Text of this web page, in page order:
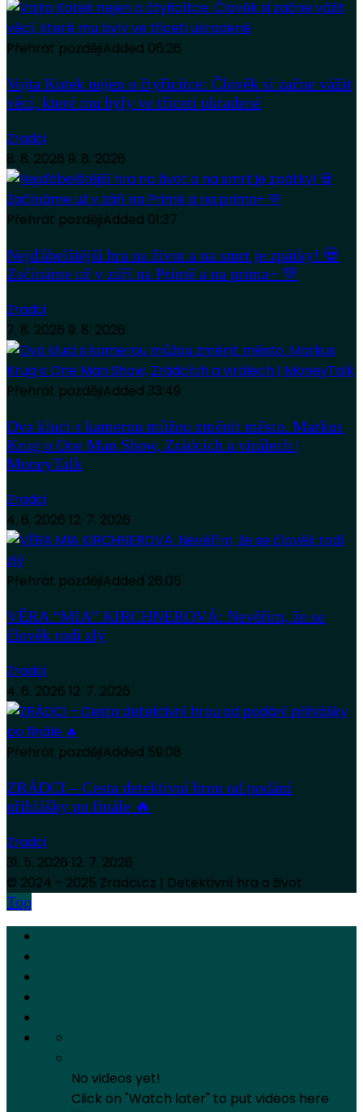
Přehrát pozdějiAdded 06:26
Vojta Kotek nejen o čtyřicítce: Člověk si začne vážit
věcí, které mu byly ve třiceti ukradené
Zradci
8. 8. 2026 9. 8. 2026
Přehrát pozdějiAdded 01:37
Nejďábelštější hra na život a na smrt je zpátky! 💀
Začínáme už v září na Primě a na prima+ 💚
Zradci
7. 8. 2026 9. 8. 2026
Přehrát pozdějiAdded 33:49
Dva kluci s kamerou můžou změnit město. Markus
Krug o One Man Show, Zrádcích a virálech |
MoneyTalk
Zradci
4. 6. 2026 12. 7. 2026
Přehrát pozdějiAdded 26:05
VĚRA “MIA” KIRCHNEROVÁ: Nevěřím, že se
člověk rodí zlý
Zradci
4. 6. 2026 12. 7. 2026
Přehrát pozdějiAdded 59:08
ZRÁDCI – Cesta detektivní hrou od podání
přihlášky po finále 🔥
Zradci
31. 5. 2026 12. 7. 2026
© 2024 - 2025 Zradci.cz | Detektivní hra o život
Top
No videos yet!
Click on "Watch later" to put videos here